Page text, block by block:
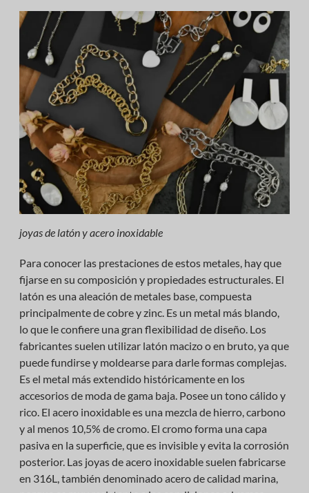
joyas de latón y acero inoxidable
Para conocer las prestaciones de estos metales, hay que
fijarse en su composición y propiedades estructurales. El
latón es una aleación de metales base, compuesta
principalmente de cobre y zinc. Es un metal más blando,
lo que le confiere una gran flexibilidad de diseño. Los
fabricantes suelen utilizar latón macizo o en bruto, ya que
puede fundirse y moldearse para darle formas complejas.
Es el metal más extendido históricamente en los
accesorios de moda de gama baja. Posee un tono cálido y
rico. El acero inoxidable es una mezcla de hierro, carbono
y al menos 10,5% de cromo. El cromo forma una capa
pasiva en la superficie, que es invisible y evita la corrosión
posterior. Las joyas de acero inoxidable suelen fabricarse
en 316L, también denominado acero de calidad marina,